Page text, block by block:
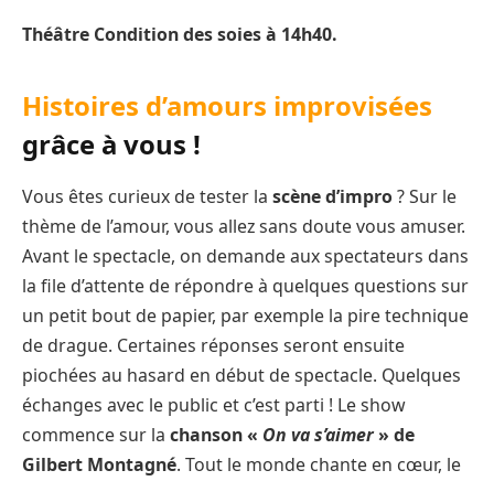
Théâtre Condition des soies à 14h40.
Histoires d’amours improvisées
grâce à vous !
Vous êtes curieux de tester la scène d’impro? Sur le
thème de l’amour, vous allez sans doute vous amuser.
Avant le spectacle, on demande aux spectateurs dans
la file d’attente de répondre à quelques questions sur
un petit bout de papier, par exemple la pire technique
de drague. Certaines réponses seront ensuite
piochées au hasard en début de spectacle. Quelques
échanges avec le public et c’est parti ! Le show
commence sur la chanson « On va s’aimer» de
Gilbert Montagné. Tout le monde chante en cœur, le